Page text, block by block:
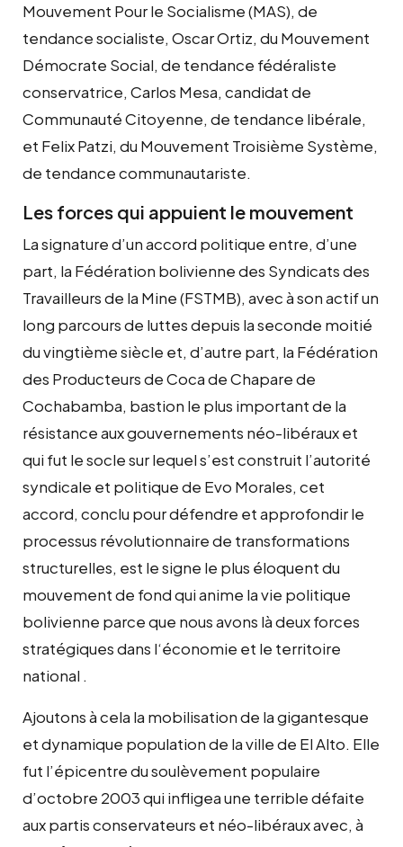
Mouvement Pour le Socialisme (MAS), de
tendance socialiste, Oscar Ortiz, du Mouvement
Démocrate Social, de tendance fédéraliste
conservatrice, Carlos Mesa, candidat de
Communauté Citoyenne, de tendance libérale,
et Felix Patzi, du Mouvement Troisième Système,
de tendance communautariste.
Les forces qui appuient le mouvement
La signature d’un accord politique entre, d’une
part, la Fédération bolivienne des Syndicats des
Travailleurs de la Mine (FSTMB), avec à son actif un
long parcours de luttes depuis la seconde moitié
du vingtième siècle et, d’autre part, la Fédération
des Producteurs de Coca de Chapare de
Cochabamba, bastion le plus important de la
résistance aux gouvernements néo-libéraux et
qui fut le socle sur lequel s’est construit l’autorité
syndicale et politique de Evo Morales, cet
accord, conclu pour défendre et approfondir le
processus révolutionnaire de transformations
structurelles, est le signe le plus éloquent du
mouvement de fond qui anime la vie politique
bolivienne parce que nous avons là deux forces
stratégiques dans l‘économie et le territoire
national .
Ajoutons à cela la mobilisation de la gigantesque
et dynamique population de la ville de El Alto. Elle
fut l’épicentre du soulèvement populaire
d’octobre 2003 qui infligea une terrible défaite
aux partis conservateurs et néo-libéraux avec, à